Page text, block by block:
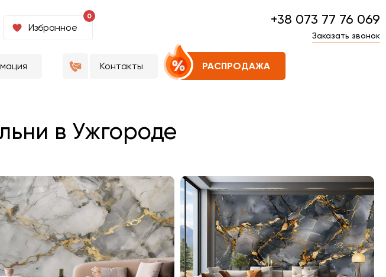
0
Избранное
+38 073 77 76 069
Заказать звонок
Контакты РАСПРОДАЖА
в Ужгороде